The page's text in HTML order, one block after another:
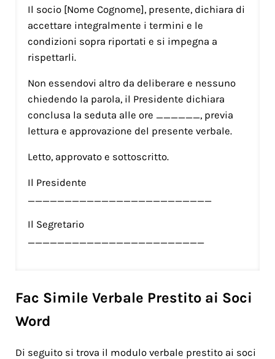
Il socio [Nome Cognome], presente, dichiara di
accettare integralmente i termini e le
condizioni sopra riportati e si impegna a
rispettarli.
Non essendovi altro da deliberare e nessuno
chiedendo la parola, il Presidente dichiara
conclusa la seduta alle ore ______, previa
lettura e approvazione del presente verbale.
Letto, approvato e sottoscritto.
Il Presidente
_________________________
Il Segretario
________________________
Fac Simile Verbale Prestito ai Soci
Word
Di seguito si trova il modulo verbale prestito ai soci